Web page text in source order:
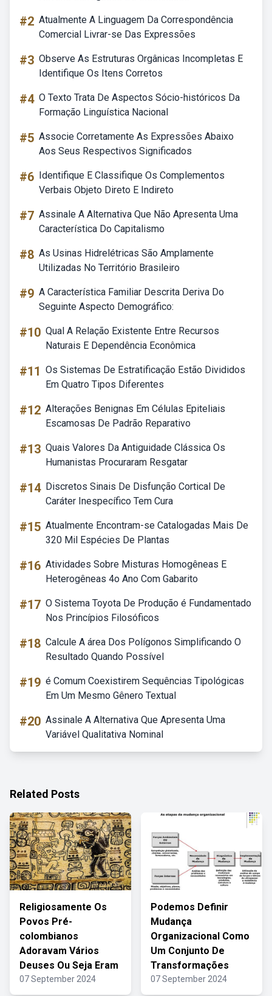
#2 Atualmente A Linguagem Da Correspondência
Comercial Livrar-se Das Expressões
#3 Observe As Estruturas Orgânicas Incompletas E
Identifique Os Itens Corretos
#4 O Texto Trata De Aspectos Sócio-históricos Da
Formação Linguística Nacional
#5 Associe Corretamente As Expressões Abaixo
Aos Seus Respectivos Significados
#6 Identifique E Classifique Os Complementos
Verbais Objeto Direto E Indireto
#7 Assinale A Alternativa Que Não Apresenta Uma
Característica Do Capitalismo
#8 As Usinas Hidrelétricas São Amplamente
Utilizadas No Território Brasileiro
#9 A Característica Familiar Descrita Deriva Do
Seguinte Aspecto Demográfico:
#10 Qual A Relação Existente Entre Recursos
Naturais E Dependência Econômica
#11 Os Sistemas De Estratificação Estão Divididos
Em Quatro Tipos Diferentes
#12 Alterações Benignas Em Células Epiteliais
Escamosas De Padrão Reparativo
#13 Quais Valores Da Antiguidade Clássica Os
Humanistas Procuraram Resgatar
#14 Discretos Sinais De Disfunção Cortical De
Caráter Inespecífico Tem Cura
#15 Atualmente Encontram-se Catalogadas Mais De
320 Mil Espécies De Plantas
#16 Atividades Sobre Misturas Homogêneas E
Heterogêneas 4o Ano Com Gabarito
#17 O Sistema Toyota De Produção é Fundamentado
Nos Princípios Filosóficos
#18 Calcule A área Dos Polígonos Simplificando O
Resultado Quando Possível
#19 é Comum Coexistirem Sequências Tipológicas
Em Um Mesmo Gênero Textual
#20 Assinale A Alternativa Que Apresenta Uma
Variável Qualitativa Nominal
Related Posts
Religiosamente Os
Povos Pré-
colombianos
Adoravam Vários
Deuses Ou Seja Eram
07 September 2024
Podemos Definir
Mudança
Organizacional Como
Um Conjunto De
Transformações
07 September 2024